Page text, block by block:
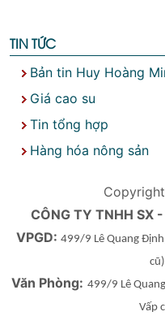
TIN TỨC
Bản tin Huy Hoàng
Giá cao su
Tin tổng hợp
Hàng hóa nông sản
CÔNG TY TNHH SX
VPGD: 499/9 Lê Quang
cũ)
Văn Phòng: 499/9 Lê
Vấp